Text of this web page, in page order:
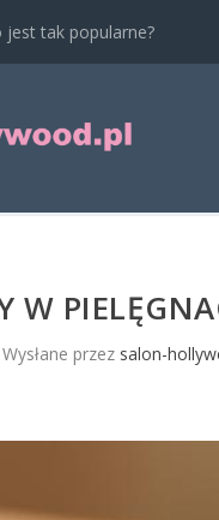
tak popularne?
W
Wysłane przez salon-